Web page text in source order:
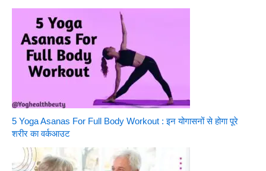
गुण,
आहार
में
शामिल
5 Yoga Asanas For Full Body Workout : इन योगासनों से होगा पूरे
शरीर का वर्कआउट